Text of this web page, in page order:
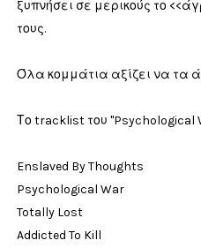
ξυπνήσει σε μερικούς το
τους.
Όλα κομμάτια αξίζει να τα
Το tracklist του "Psychological
Enslaved By Thoughts
Psychological War
Totally Lost
Addicted To Kill